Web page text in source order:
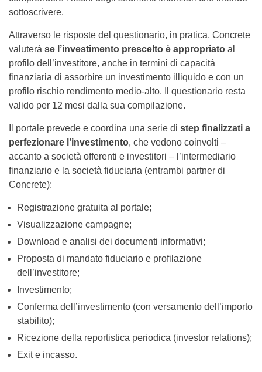
sottoscrivere.
Attraverso le risposte del questionario, in pratica, Concrete
valuterà se l’investimento prescelto è appropriato al
profilo dell’investitore, anche in termini di capacità
finanziaria di assorbire un investimento illiquido e con un
profilo rischio rendimento medio-alto. Il questionario resta
valido per 12 mesi dalla sua compilazione.
Il portale prevede e coordina una serie di step finalizzati a
perfezionare l’investimento, che vedono coinvolti –
accanto a società offerenti e investitori – l’intermediario
finanziario e la società fiduciaria (entrambi partner di
Concrete):
Registrazione gratuita al portale;
Visualizzazione campagne;
Download e analisi dei documenti informativi;
Proposta di mandato fiduciario e profilazione
dell’investitore;
Investimento;
Conferma dell’investimento (con versamento dell’importo
stabilito);
Ricezione della reportistica periodica (investor relations);
Exit e incasso.